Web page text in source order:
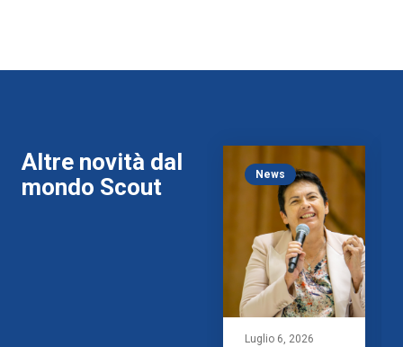
Altre novità dal
mondo Scout
News
Luglio 6, 2026